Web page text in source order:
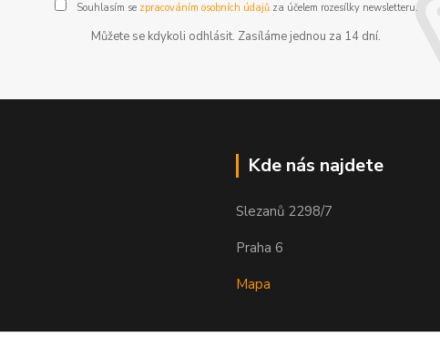
Souhlasím se zpracováním osobních údajůza účelem rozesílky newsletteru.
Můžete se kdykoli odhlásit. Zasíláme jednou za 14 dní.
Kde nás najdete
Slezanů 2298/7
Praha 6
Mapa